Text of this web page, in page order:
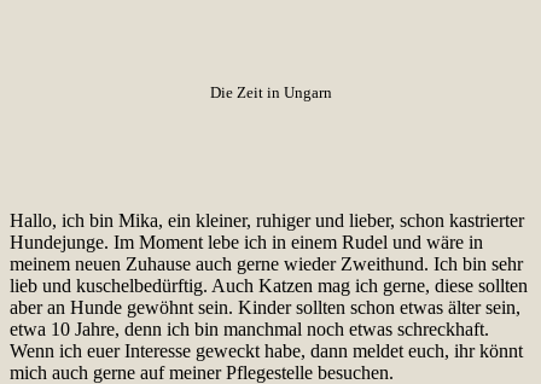
Die Zeit in Ungarn
Hallo, ich bin Mika, ein kleiner, ruhiger und lieber, schon kastrierter
Hundejunge. Im Moment lebe ich in einem Rudel und wäre in
meinem neuen Zuhause auch gerne wieder Zweithund. Ich bin sehr
lieb und kuschelbedürftig. Auch Katzen mag ich gerne, diese sollten
aber an Hunde gewöhnt sein. Kinder sollten schon etwas älter sein,
etwa 10 Jahre, denn ich bin manchmal noch etwas schreckhaft.
Wenn ich euer Interesse geweckt habe, dann meldet euch, ihr könnt
mich auch gerne auf meiner Pflegestelle besuchen.